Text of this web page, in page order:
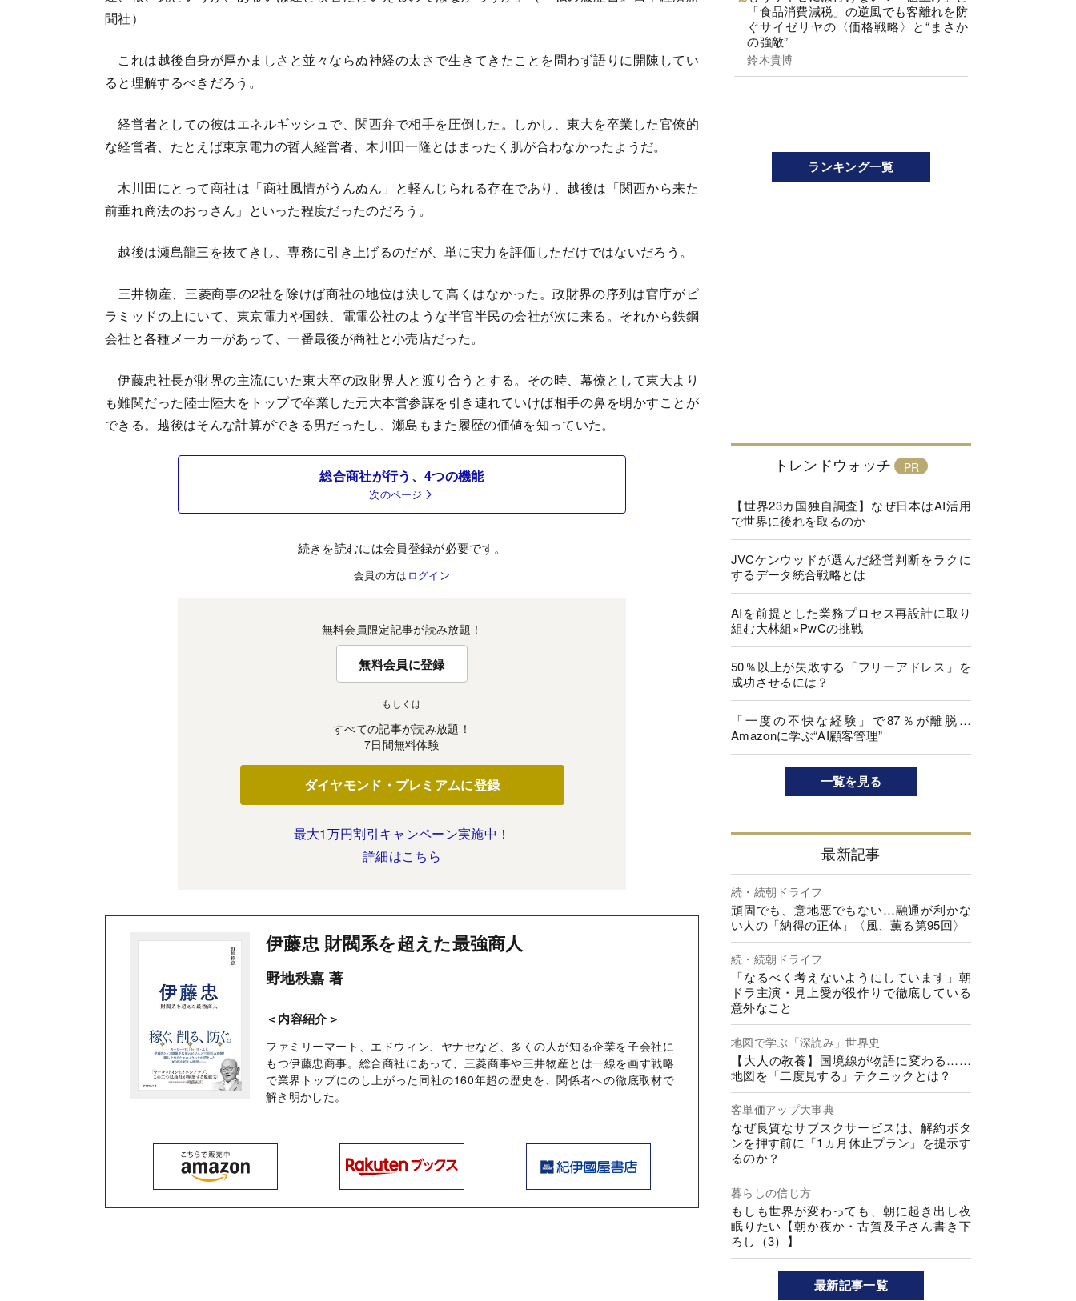
聞社）
これは越後自身が厚かましさと並々ならぬ神経の太さで生きてきたことを問わず語りに開陳してい
ると理解するべきだろう。
経営者としての彼はエネルギッシュで、関西弁で相手を圧倒した。しかし、東大を卒業した官僚的
な経営者、たとえば東京電力の哲人経営者、木川田一隆とはまったく肌が合わなかったようだ。
木川田にとって商社は「商社風情がうんぬん」と軽んじられる存在であり、越後は「関西から来た
前垂れ商法のおっさん」といった程度だったのだろう。
越後は瀬島龍三を抜てきし、専務に引き上げるのだが、単に実力を評価しただけではないだろう。
三井物産、三菱商事の2社を除けば商社の地位は決して高くはなかった。政財界の序列は官庁がピ
ラミッドの上にいて、東京電力や国鉄、電電公社のような半官半民の会社が次に来る。それから鉄鋼
会社と各種メーカーがあって、一番最後が商社と小売店だった。
伊藤忠社長が財界の主流にいた東大卒の政財界人と渡り合うとする。その時、幕僚として東大より
も難関だった陸士陸大をトップで卒業した元大本営参謀を引き連れていけば相手の鼻を明かすことが
できる。越後はそんな計算ができる男だったし、瀬島もまた履歴の価値を知っていた。
総合商社が行う、4つの機能
次のページ
続きを読むには会員登録が必要です。
会員の方は ログイン
無料会員限定記事が読み放題！
無料会員に登録
もしくは
すべての記事が読み放題！
7日間無料体験
ダイヤモンド・プレミアムに登録
最大1万円割引キャンペーン実施中！
詳細はこちら
伊藤忠 財閥系を超えた最強商人
野地秩嘉 著
＜内容紹介＞
ファミリーマート、エドウィン、ヤナセなど、多くの人が知る企業を子会社に
もつ伊藤忠商事。総合商社にあって、三菱商事や三井物産とは一線を画す戦略
で業界トップにのし上がった同社の160年超の歴史を、関係者への徹底取材で
解き明かした。
「食品消費減税」の逆風でも客離れを防
ぐサイゼリヤの〈価格戦略〉と“まさか
の強敵”
鈴木貴博
ランキング一覧
トレンドウォッチ
【世界23カ国独自調査】なぜ日本はAI活用
で世界に後れを取るのか
JVCケンウッドが選んだ経営判断をラクに
するデータ統合戦略とは
AIを前提とした業務プロセス再設計に取り
組む大林組×PwCの挑戦
50％以上が失敗する「フリーアドレス」を
成功させるには？
「一度の不快な経験」で87％が離脱…
Amazonに学ぶ“AI顧客管理”
一覧を見る
最新記事
続・続朝ドライフ
頑固でも、意地悪でもない…融通が利かな
い人の「納得の正体」〈風、薫る第95回〉
続・続朝ドライフ
「なるべく考えないようにしています」朝
ドラ主演・見上愛が役作りで徹底している
意外なこと
地図で学ぶ「深読み」世界史
【大人の教養】国境線が物語に変わる……
地図を「二度見する」テクニックとは？
客単価アップ大事典
なぜ良質なサブスクサービスは、解約ボタ
ンを押す前に「1ヵ月休止プラン」を提示す
るのか？
暮らしの信じ方
もしも世界が変わっても、朝に起き出し夜
眠りたい【朝か夜か・古賀及子さん書き下
ろし（3）】
最新記事一覧